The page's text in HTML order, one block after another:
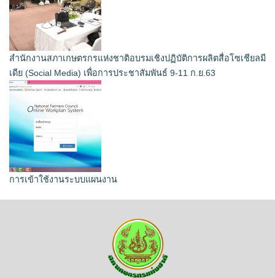
สำนักงานสภาเกษตรกรแห่งชาติอบรมเชิงปฏิบัติการผลิตสื่อโซเชียลมี
เดีย (Social Media) เพื่อการประชาสัมพันธ์ 9-11 ก.ย.63
การเข้าใช้งานระบบแผนงาน